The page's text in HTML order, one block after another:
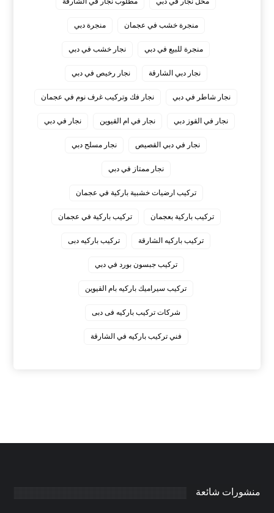
منجرة خشب في عجمان منجرة دبي
منجرة للبيع في دبي نجار خشب في دبي
نجار دبي الشارقة نجار رخيص في دبي
نجار شاطر في دبي نجار فك وتركيب غرف نوم في عجمان
نجار في القوز دبي نجار في ام القيوين نجار في دبي
نجار في دبي القصيص نجار مسلح دبي
نجار ممتاز في دبي
‏تركيب ارضيات خشبية باركية في عجمان
‏تركيب باركية بعجمان ‏تركيب باركية في عجمان
‏تركيب باركيه الشارقة ‏تركيب باركيه دبى
‏تركيب جبسون بورد في دبي
‏تركيب سيراميك باركيه بام القيوين
‏شركات تركيب باركيه فى دبى
‏فني تركيب باركيه في الشارقة
منشورات شائعة